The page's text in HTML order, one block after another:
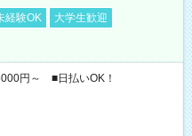
経験OK
大学生歓迎
円～ ■日払いOK！